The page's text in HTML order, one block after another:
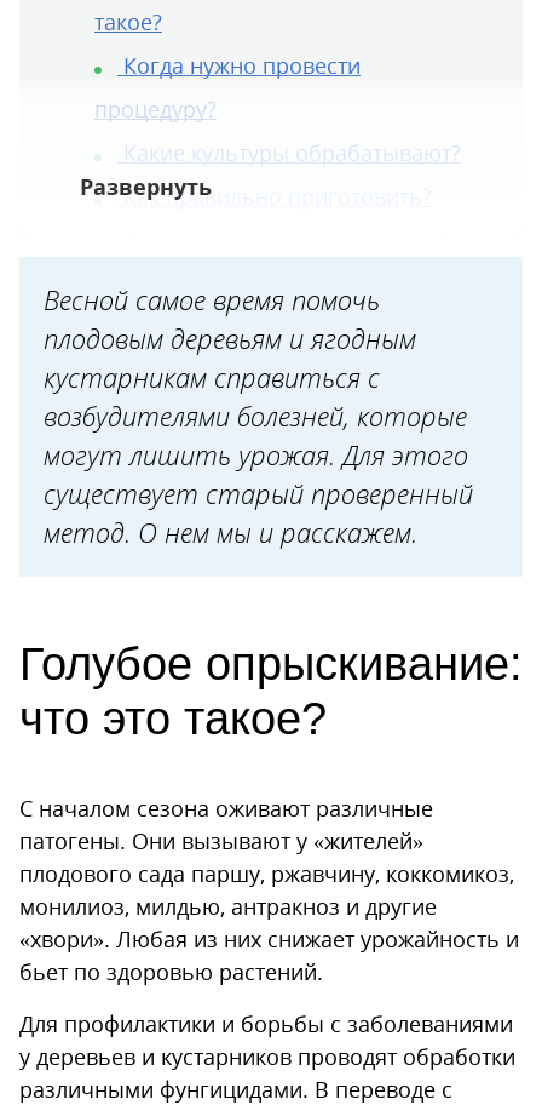
такое?
Когда нужно провести
процедуру?
Какие культуры обрабатывают?
Как правильно приготовить?
Процесс опрыскивания
Весной самое время помочь
плодовым деревьям и ягодным
кустарникам справиться с
возбудителями болезней, которые
могут лишить урожая. Для этого
существует старый проверенный
метод. О нем мы и расскажем.
Голубое опрыскивание:
что это такое?
С началом сезона оживают различные
патогены. Они вызывают у «жителей»
плодового сада паршу, ржавчину, коккомикоз,
монилиоз, милдью, антракноз и другие
«хвори». Любая из них снижает урожайность и
бьет по здоровью растений.
Для профилактики и борьбы с заболеваниями
у деревьев и кустарников проводят обработки
различными фунгицидами. В переводе с